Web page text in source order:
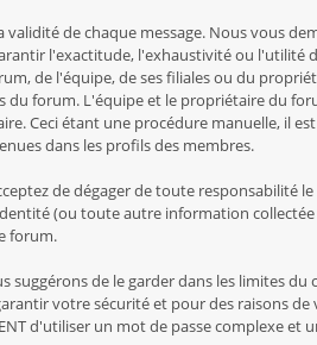
de chaque message. Nous vous
l'exactitude, l'exhaustivité ou l'utilité
de l'équipe, de ses filiales ou du
forum. L'équipe et le propriétaire du
Ceci étant une procédure manuelle, il
dans les profils des membres.
de dégager de toute responsabilité
(ou toute autre information
forum.
de le garder dans les limites
votre sécurité et pour des raisons
d'utiliser un mot de passe complexe